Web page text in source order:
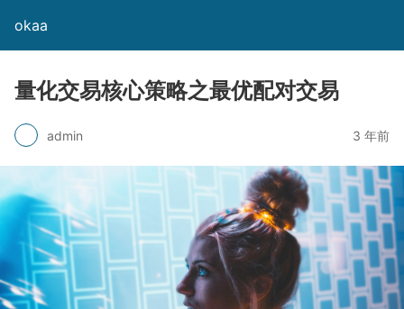
okaa
量化交易核心策略之最优配对交易
admin 3 年前